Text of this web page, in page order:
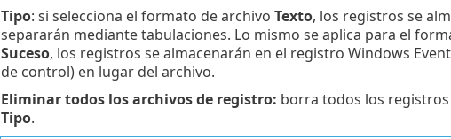
Tipo: si selecciona el formato de archivo Texto, los registros se
separarán mediante tabulaciones. Lo mismo se aplica para el
Suceso, los registros se almacenarán en el registro Windows
de control) en lugar del archivo.
Eliminar todos los archivos de registro: borra todos los
Tipo.